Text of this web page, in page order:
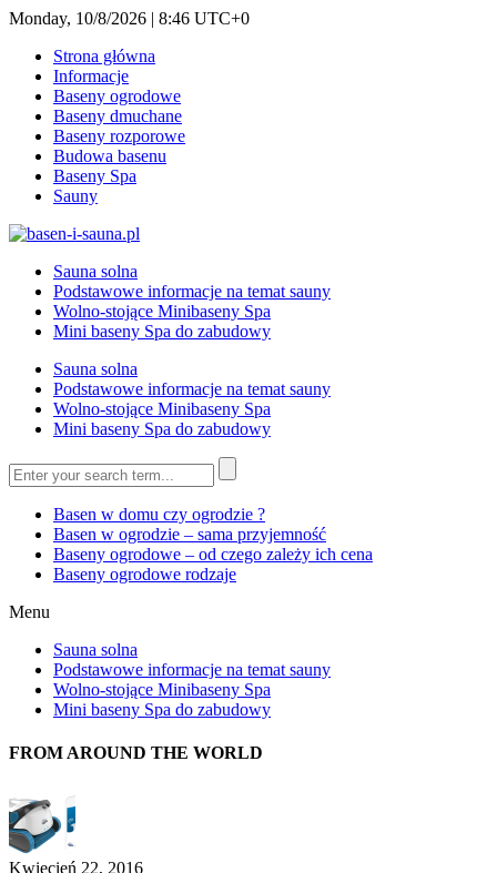
Monday, 10/8/2026 | 8:46 UTC+0
Strona główna
Informacje
Baseny ogrodowe
Baseny dmuchane
Baseny rozporowe
Budowa basenu
Baseny Spa
Sauny
Sauna solna
Podstawowe informacje na temat sauny
Wolno-stojące Minibaseny Spa
Mini baseny Spa do zabudowy
Sauna solna
Podstawowe informacje na temat sauny
Wolno-stojące Minibaseny Spa
Mini baseny Spa do zabudowy
Basen w domu czy ogrodzie ?
Basen w ogrodzie – sama przyjemność
Baseny ogrodowe – od czego zależy ich cena
Baseny ogrodowe rodzaje
Menu
Sauna solna
Podstawowe informacje na temat sauny
Wolno-stojące Minibaseny Spa
Mini baseny Spa do zabudowy
FROM AROUND THE WORLD
Kwiecień 22, 2016